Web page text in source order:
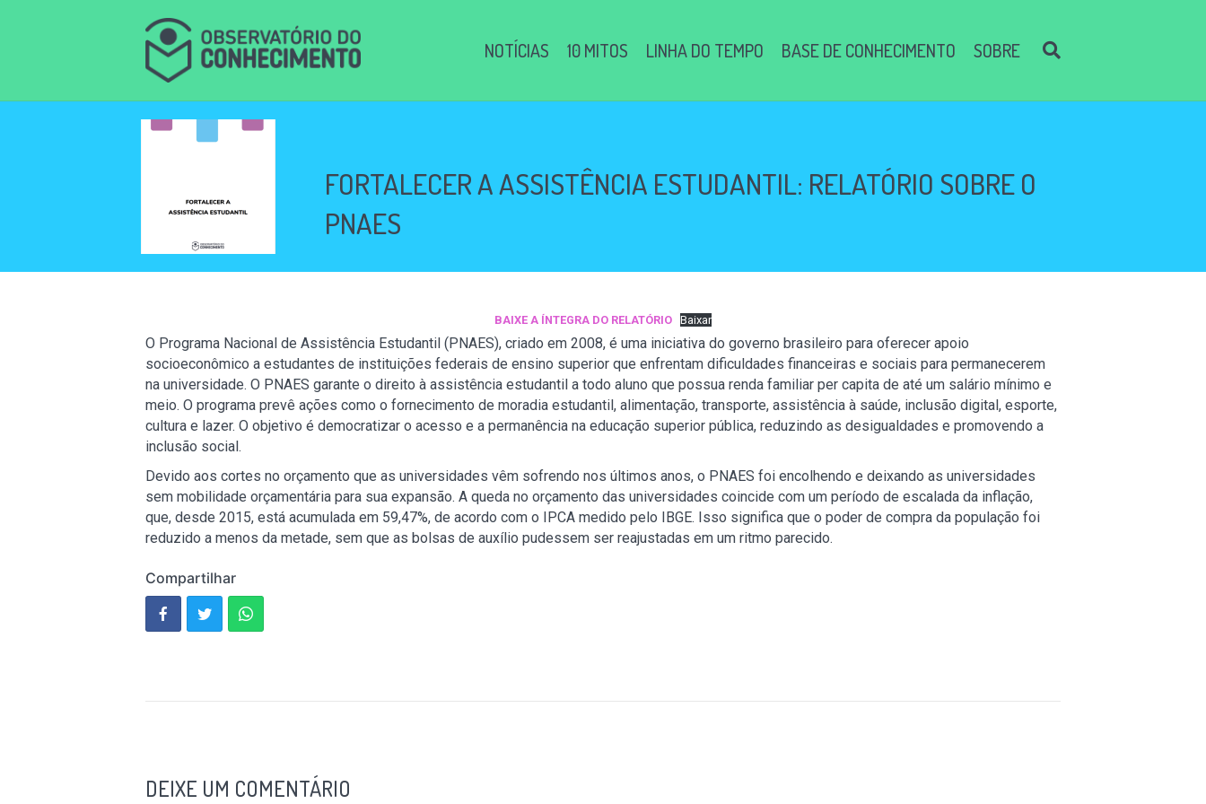
NOTÍCIAS 10 MITOS LINHA DO TEMPO BASE DE CONHECIMENTO SOBRE
FORTALECER A ASSISTÊNCIA ESTUDANTIL: RELATÓRIO SOBRE O
PNAES
BAIXE A ÍNTEGRA DO RELATÓRIO Baixar
O Programa Nacional de Assistência Estudantil (PNAES), criado em 2008, é uma iniciativa do governo brasileiro para oferecer apoio
socioeconômico a estudantes de instituições federais de ensino superior que enfrentam dificuldades financeiras e sociais para permanecerem
na universidade. O PNAES garante o direito à assistência estudantil a todo aluno que possua renda familiar per capita de até um salário mínimo e
meio. O programa prevê ações como o fornecimento de moradia estudantil, alimentação, transporte, assistência à saúde, inclusão digital, esporte,
cultura e lazer. O objetivo é democratizar o acesso e a permanência na educação superior pública, reduzindo as desigualdades e promovendo a
inclusão social.
Devido aos cortes no orçamento que as universidades vêm sofrendo nos últimos anos, o PNAES foi encolhendo e deixando as universidades
sem mobilidade orçamentária para sua expansão. A queda no orçamento das universidades coincide com um período de escalada da inflação,
que, desde 2015, está acumulada em 59,47%, de acordo com o IPCA medido pelo IBGE. Isso significa que o poder de compra da população foi
reduzido a menos da metade, sem que as bolsas de auxílio pudessem ser reajustadas em um ritmo parecido.
Compartilhar
DEIXE UM COMENTÁRIO